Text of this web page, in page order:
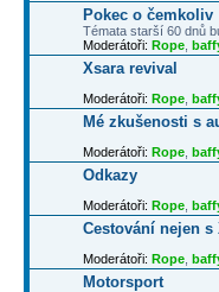
Pokec o čemkoliv
Témata starší 60 dnů
Moderátoři: Rope
Xsara revival
Moderátoři: Rope
Mé zkušenosti s
Moderátoři: Rope
Odkazy
Moderátoři: Rope
Cestování nejen s
Moderátoři: Rope
Motorsport